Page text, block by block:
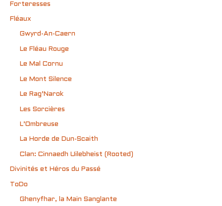
Forteresses
Fléaux
Gwyrd-An-Caern
Le Fléau Rouge
Le Mal Cornu
Le Mont Silence
Le Rag’Narok
Les Sorcières
L’Ombreuse
La Horde de Dun-Scaith
Clan: Cinnaedh Uilebheist (Rooted)
Divinités et Héros du Passé
ToDo
Ghenyfhar, la Main Sanglante